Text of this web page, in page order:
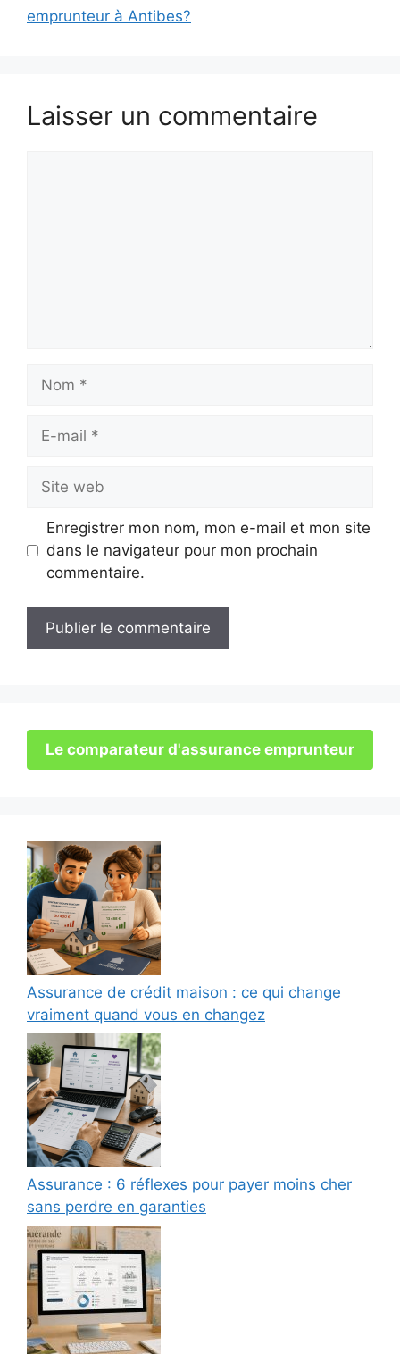
emprunteur à Antibes?
Laisser un commentaire
Nom
Site
web
Enregistrer mon nom, mon e-mail et mon site
dans le navigateur pour mon prochain
commentaire.
Le comparateur d'assurance emprunteur
Assurance de crédit maison : ce qui change
vraiment quand vous en changez
Assurance : 6 réflexes pour payer moins cher
sans perdre en garanties